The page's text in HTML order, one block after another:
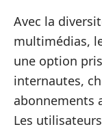
Avec la
multimédias,
une option
internautes,
abonnements
Les